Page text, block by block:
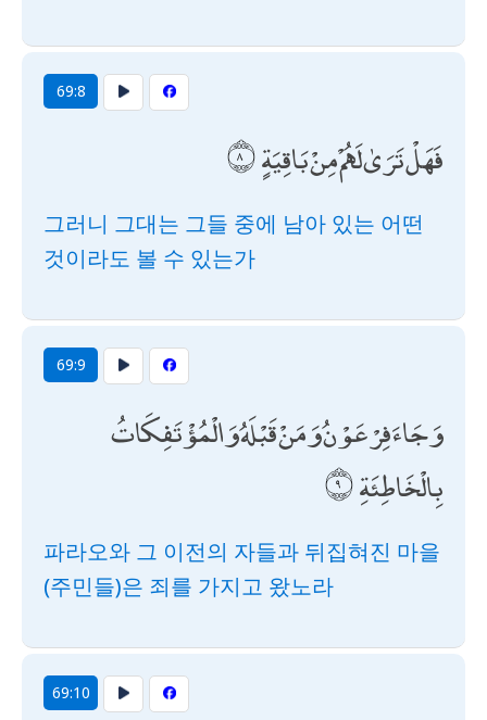
69:8
فَهَلْ تَرَىٰ لَهُمْ مِنْ بَاقِيَةٍ
그러니 그대는 그들 중에 남아 있는 어떤
것이라도 볼 수 있는가
69:9
وَجَاءَ فِرْعَوْنُ وَمَنْ قَبْلَهُ وَالْمُؤْتَفِكَاتُ
بِالْخَاطِئَةِ
파라오와 그 이전의 자들과 뒤집혀진 마을
(주민들)은 죄를 가지고 왔노라
69:10